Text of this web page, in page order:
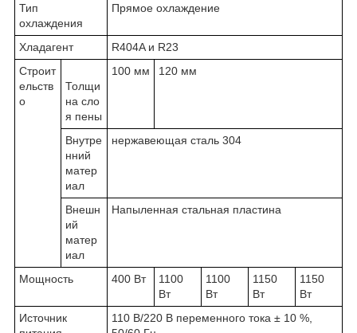
Тип
охлаждения
Прямое охлаждение
Хладагент
R404A и R23
Строит
ельств
о
Толщи
на сло
я пены
100 мм 120 мм
Внутре
нний
матер
иал
нержавеющая сталь 304
Внешн
ий
матер
иал
Напыленная стальная пластина
Мощность 400 Вт
1100
Вт
1100
Вт
1150
Вт
1150
Вт
Источник
110 В/220 В переменного тока ± 10 %,